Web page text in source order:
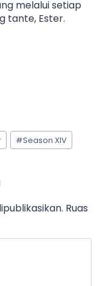
melalui setiap
tante, Ester.
#Season XIV
Ruas